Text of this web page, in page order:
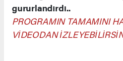
gururlandırdı..
PROGRAMIN TAMAMINI
VİDEODAN